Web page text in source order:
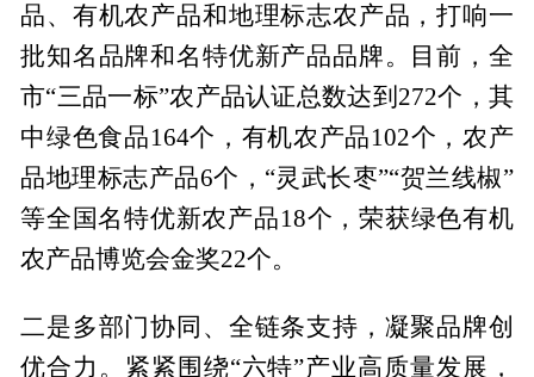
品、有机农产品和地理标志农产品，打响一
批知名品牌和名特优新产品品牌。目前，全
市“三品一标”农产品认证总数达到272个，其
中绿色食品164个，有机农产品102个，农产
品地理标志产品6个，“灵武长枣”“贺兰线椒”
等全国名特优新农产品18个，荣获绿色有机
农产品博览会金奖22个。
二是多部门协同、全链条支持，凝聚品牌创
优合力。紧紧围绕“六特”产业高质量发展，